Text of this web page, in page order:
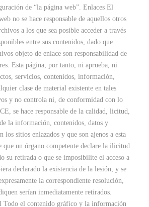
de “la página web”. Enlaces El
no se hace responsable de aquellos otros
a los que sea posible acceder a través
entre sus contenidos, dado que
objeto de enlace son responsabilidad de
Esta página, por tanto, ni aprueba, ni
servicios, contenidos, información,
clase de material existente en tales
y no controla ni, de conformidad con lo
se hace responsable de la calidad, licitud,
la información, contenidos, datos y
los sitios enlazados y que son ajenos a esta
que un órgano competente declare la ilicitud
su retirada o que se imposibilite el acceso a
declarado la existencia de la lesión, y se
la correspondiente resolución,
serían inmediatamente retirados.
Todo el contenido gráfico y la información